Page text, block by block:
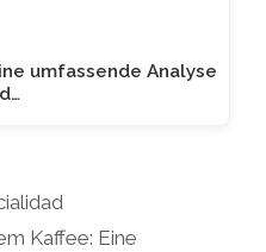
umfassende Analyse
Kaffee: Eine